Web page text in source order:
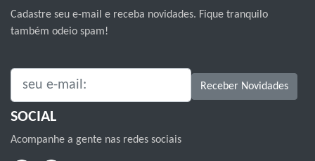
Cadastre seu e-mail e receba novidades. Fique tranquilo
também odeio spam!
SEU E-MAIL: Receber Novidades
SOCIAL
Acompanhe a gente nas redes sociais